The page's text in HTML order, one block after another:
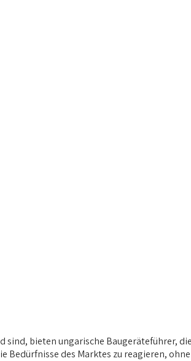
sind, bieten ungarische Baugeräteführer,
des Marktes zu reagieren,